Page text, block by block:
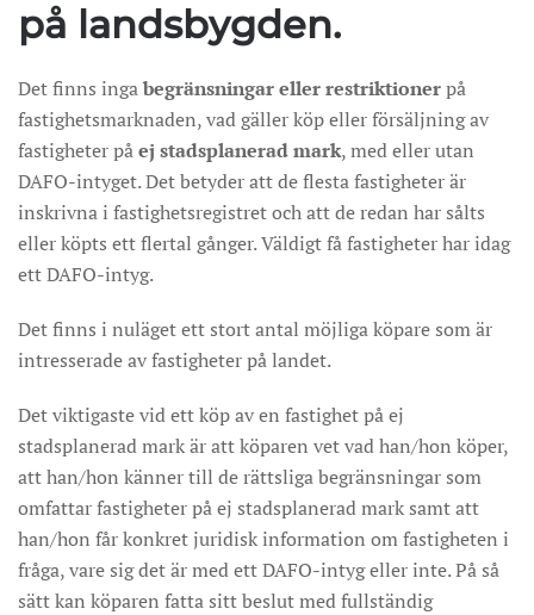
på landsbygden.
Det finns ingabegränsningar eller restriktionerpå
fastighetsmarknaden, vad gäller köp eller försäljning av
fastigheter påej stadsplanerad mark, med eller utan
DAFO-intyget. Det betyder att de flesta fastigheter är
inskrivna i fastighetsregistret och att de redan har sålts
eller köpts ett flertal gånger. Väldigt få fastigheter har idag
ett DAFO-intyg.
Det finns i nuläget ett stort antal möjliga köpare som är
intresserade av fastigheter på landet.
Det viktigaste vid ett köp av en fastighet på ej
stadsplanerad mark är att köparen vet vad han/hon köper,
att han/hon känner till de rättsliga begränsningar som
omfattar fastigheter på ej stadsplanerad mark samt att
han/hon får konkret juridisk information om fastigheten i
fråga, vare sig det är med ett DAFO-intyg eller inte. På så
sätt kan köparen fatta sitt beslut med fullständig